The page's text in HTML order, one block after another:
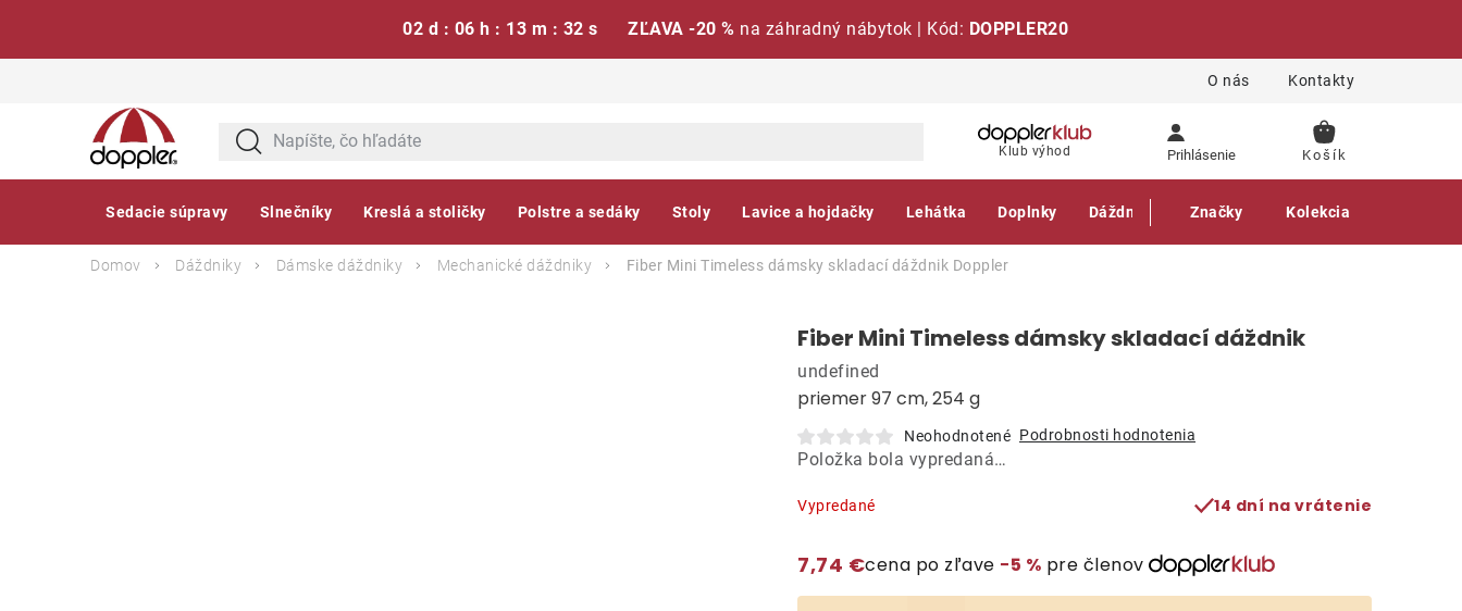
02 d : 06 h : 13 m : 32 s ZĽAVA -20 % na záhradný nábytok | Kód: DOPPLER20
O nás Kontakty
Klub výhod Prihlásenie
NÁKUPNÝ
Sedacie súpravy Slnečníky Kreslá a stoličky Polstre a sedáky Stoly Lavice a hojdačky Lehátka Doplnky Dáždniky Gastro produkty
Značky Kolekcia
Domov Dáždniky Dámske dáždniky Mechanické dáždniky Fiber Mini Timeless dámsky skladací dáždnik Doppler
Fiber Mini Timeless dámsky skladací dáždnik
priemer 97 cm, 254 g
undefined
Neohodnotené Podrobnosti hodnotenia
Položka bola vypredaná…
Vypredané 14 dní na vrátenie
7,74 €cena po zľave −5 % pre členov